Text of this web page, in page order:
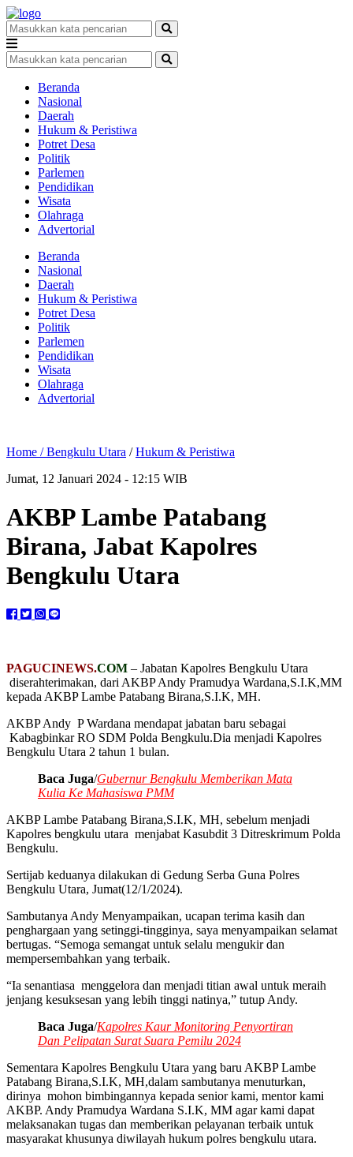
Beranda
Nasional
Daerah
Hukum & Peristiwa
Potret Desa
Politik
Parlemen
Pendidikan
Wisata
Olahraga
Advertorial
Beranda
Nasional
Daerah
Hukum & Peristiwa
Potret Desa
Politik
Parlemen
Pendidikan
Wisata
Olahraga
Advertorial
Home /Bengkulu Utara /Hukum & Peristiwa
Jumat, 12 Januari 2024 - 12:15 WIB
AKBP Lambe Patabang
Birana, Jabat Kapolres
Bengkulu Utara
PAGUCINEWS.COM – Jabatan Kapolres Bengkulu Utara
diserahterimakan, dari AKBP Andy Pramudya Wardana,S.I.K,MM
kepada AKBP Lambe Patabang Birana,S.I.K, MH.
AKBP Andy P Wardana mendapat jabatan baru sebagai
Kabagbinkar RO SDM Polda Bengkulu.Dia menjadi Kapolres
Bengkulu Utara 2 tahun 1 bulan.
Baca Juga/Gubernur Bengkulu Memberikan Mata
Kulia Ke Mahasiswa PMM
AKBP Lambe Patabang Birana,S.I.K, MH, sebelum menjadi
Kapolres bengkulu utara menjabat Kasubdit 3 Ditreskrimum Polda
Bengkulu.
Sertijab keduanya dilakukan di Gedung Serba Guna Polres
Bengkulu Utara, Jumat(12/1/2024).
Sambutanya Andy Menyampaikan, ucapan terima kasih dan
penghargaan yang setinggi-tingginya, saya menyampaikan selamat
bertugas. “Semoga semangat untuk selalu mengukir dan
mempersembahkan yang terbaik.
“Ia senantiasa menggelora dan menjadi titian awal untuk meraih
jenjang kesuksesan yang lebih tinggi natinya,” tutup Andy.
Baca Juga/Kapolres Kaur Monitoring Penyortiran
Dan Pelipatan Surat Suara Pemilu 2024
Sementara Kapolres Bengkulu Utara yang baru AKBP Lambe
Patabang Birana,S.I.K, MH,dalam sambutanya menuturkan,
dirinya mohon bimbingannya kepada senior kami, mentor kami
AKBP. Andy Pramudya Wardana S.I.K, MM agar kami dapat
melaksanakan tugas dan memberikan pelayanan terbaik untuk
masyarakat khusunya diwilayah hukum polres bengkulu utara.